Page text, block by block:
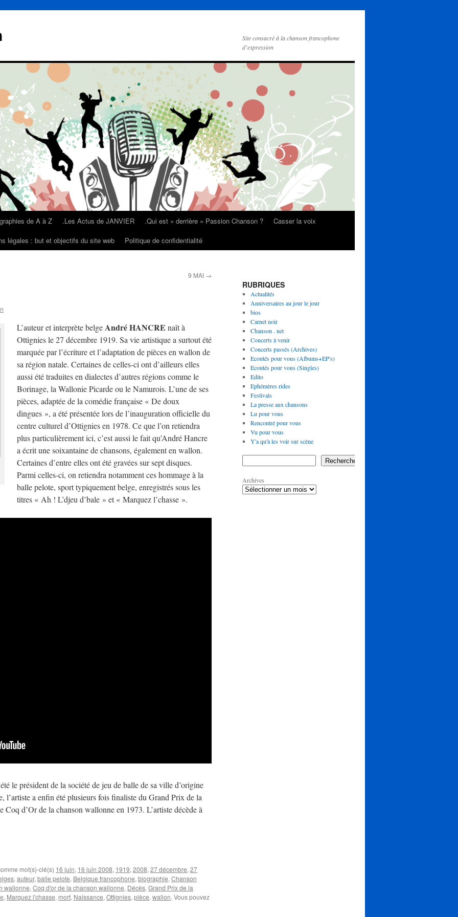
Site consacré à la chanson francophone
d’expression
de A à Z .Les Actus de JANVIER .Qui est « derrière » Passion Chanson ?
Casser la voix
légales : but et objectifs du site web Politique de confidentialité
9 MAI →
L’auteur et interprète belgeAndré HANCRE naît à
Ottignies le 27 décembre 1919. Sa vie artistique a surtout été
marquée par l’écriture et l’adaptation de pièces en wallon de
sa région natale. Certaines de celles-ci ont d’ailleurs elles
aussi été traduites en dialectes d’autres régions comme le
Borinage, la Wallonie Picarde ou le Namurois. L’une de ses
pièces, adaptée de la comédie française « De doux
dingues », a été présentée lors de l’inauguration officielle du
centre culturel d’Ottignies en 1978. Ce que l’on retiendra
plus particulièrement ici, c’est aussi le fait qu’André Hancre
a écrit une soixantaine de chansons, également en wallon.
Certaines d’entre elles ont été gravées sur sept disques.
Parmi celles-ci, on retiendra notamment ces hommage à la
balle pelote, sport typiquement belge, enregistrés sous les
titres « Ah ! L’djeu d’bale » et « Marquez l’chasse ».
le président de la société de jeu de balle de sa ville d’origine
l’artiste a enfin été plusieurs fois finaliste du Grand Prix de la
d’Or de la chanson wallonne en 1973. L’artiste décède à
mot(s)-clé(s) 16 juin, 16 juin 2008, 1919, 2008, 27 décembre, 27
, auteur, balle pelote, Belgique francophone, biographie, Chanson
wallonne, Coq d'or de la chanson wallonne, Décès, Grand Prix de la
, Marquez l'chasse, mort, Naissance, Ottignies, pièce, wallon. Vous pouvez
RUBRIQUES
Actualités
Anniversaires au jour le jour
bios
Carnet noir
Chanson . net
Concerts à venir
Concerts passés (Archives)
Ecoutés pour vous (Albums+EP's)
Ecoutés pour vous (Singles)
Edito
Ephémères rides
Festivals
La presse aux chansons
Lu pour vous
Rencontré pour vous
Vu pour vous
Y'a qu'à les voir sur scène
Rechercher
Archives